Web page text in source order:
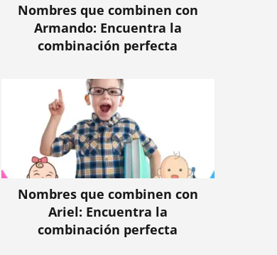
Nombres que combinen con
Armando: Encuentra la
combinación perfecta
Nombres que combinen con
Ariel: Encuentra la
combinación perfecta